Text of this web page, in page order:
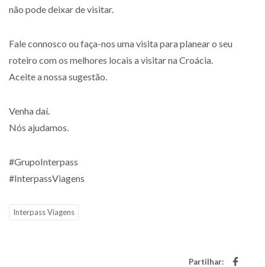
não pode deixar de visitar.
Fale connosco ou faça-nos uma visita para planear o seu
roteiro com os melhores locais a visitar na Croácia.
Aceite a nossa sugestão.
Venha daí.
Nós ajudamos.
#GrupoInterpass
#InterpassViagens
Interpass Viagens
Partilhar: